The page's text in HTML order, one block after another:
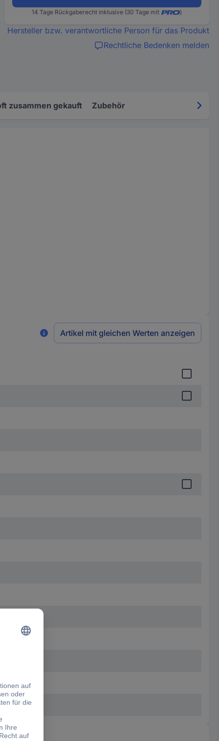
14 Tage Rückgaberecht inklusive (30 Tage mit )
Hersteller bzw. verantwortliche Person für das Produkt
Rechtliche Bedenken melden
zusammen gekauft Zubehör
Artikel mit gleichen Werten anzeigen